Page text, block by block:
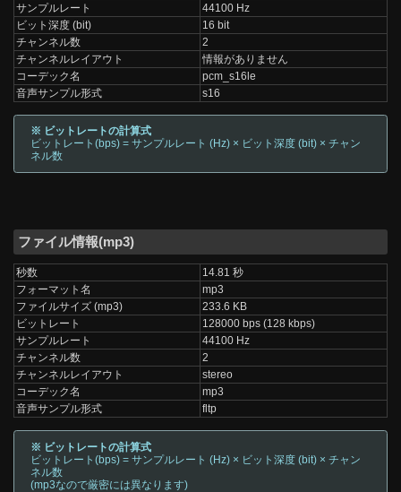
サンプルレート
44100 Hz
ビット深度 (bit)
16 bit
チャンネル数
2
チャンネルレイアウト
情報がありません
コーデック名
pcm_s16le
音声サンプル形式
s16
※ ビットレートの計算式
ビットレート(bps) = サンプルレート (Hz) × ビット深度 (bit) × チャン
ネル数
ファイル情報(mp3)
秒数
14.81 秒
フォーマット名
mp3
ファイルサイズ (mp3)
233.6 KB
ビットレート
128000 bps (128 kbps)
サンプルレート
44100 Hz
チャンネル数
2
チャンネルレイアウト
stereo
コーデック名
mp3
音声サンプル形式
fltp
※ ビットレートの計算式
ビットレート(bps) = サンプルレート (Hz) × ビット深度 (bit) × チャン
ネル数
(mp3なので厳密には異なります)